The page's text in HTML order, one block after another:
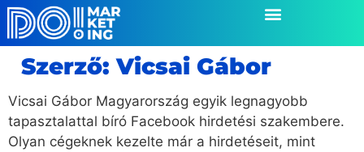
Szerző:Vicsai Gábor
Vicsai Gábor Magyarország egyik legnagyobb
tapasztalattal bíró Facebook hirdetési szakembere.
Olyan cégeknek kezelte már a hirdetéseit, mint